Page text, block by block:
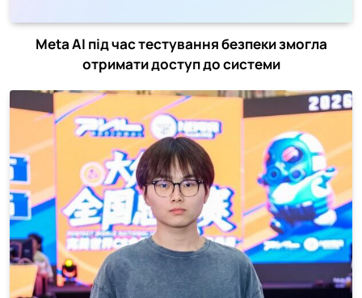
Meta AI під час тестування безпеки змогла
отримати доступ до системи